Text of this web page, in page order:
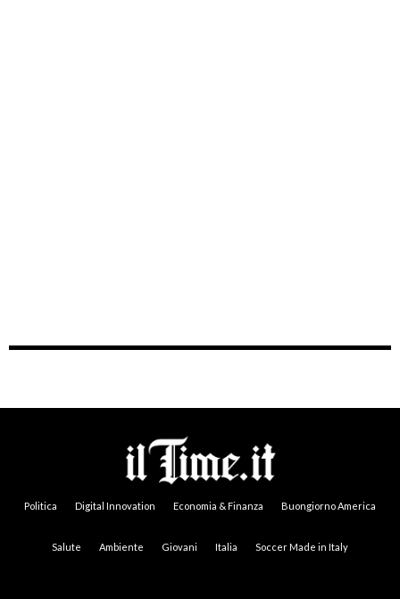
Politica Digital Innovation Economia & Finanza Buongiorno America
Salute Ambiente Giovani Italia Soccer Made in Italy